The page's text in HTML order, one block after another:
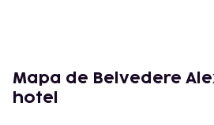
Praia de Karaagach - 7,5 km/
Praia de Coral - 8,7 km/5,4 mi
Mapa de Belvedere
hotel